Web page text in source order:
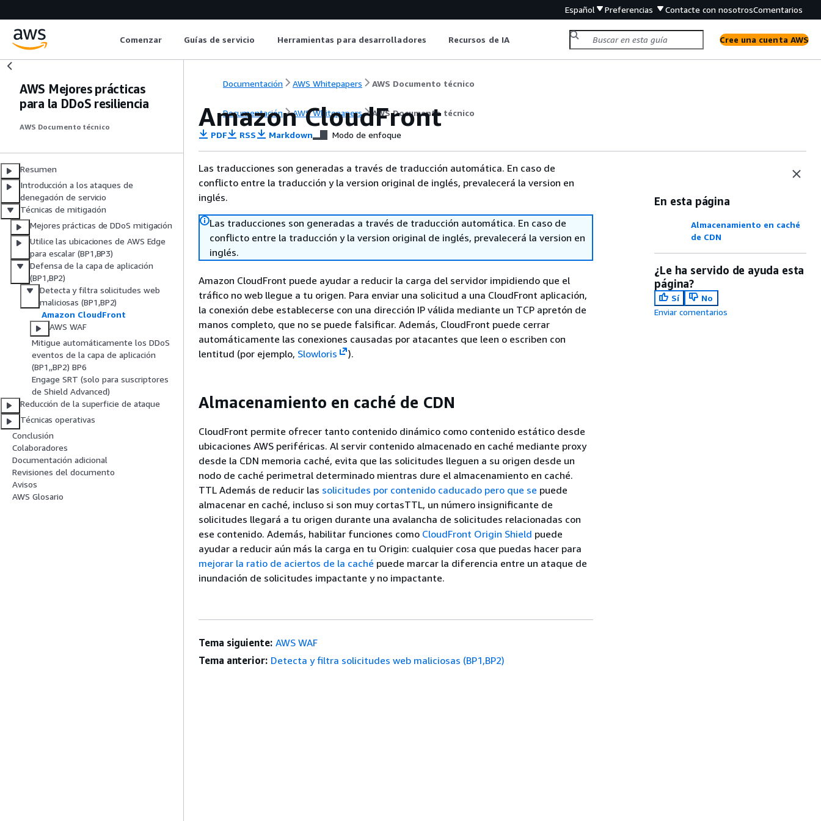
Español Preferencias Contacte con nosotrosComentarios
Comenzar Guías de servicio Herramientas para desarrolladores Recursos de IA Cree una cuenta AWS
AWS Mejores prácticas
para la DDoS resiliencia
AWS Documento técnico
Resumen
Introducción a los ataques de
denegación de servicio
Técnicas de mitigación
Mejores prácticas de DDoS mitigación
Utilice las ubicaciones de AWS Edge
para escalar (BP1,BP3)
Defensa de la capa de aplicación
(BP1,BP2)
Detecta y filtra solicitudes web
maliciosas (BP1,BP2)
Amazon CloudFront
AWS WAF
Mitigue automáticamente los DDoS
eventos de la capa de aplicación
(BP1,,BP2) BP6
Engage SRT (solo para suscriptores
de Shield Advanced)
Reducción de la superficie de ataque
Técnicas operativas
Conclusión
Colaboradores
Documentación adicional
Revisiones del documento
​Avisos
AWS Glosario
Documentación AWS Whitepapers AWS Documento técnico
Documentación AWS Whitepapers AWS Documento técnico
Amazon CloudFront
PDF RSS Markdown Modo de enfoque
Las traducciones son generadas a través de traducción automática. En caso de
conflicto entre la traducción y la version original de inglés, prevalecerá la version en
inglés.
Las traducciones son generadas a través de traducción automática. En caso de
conflicto entre la traducción y la version original de inglés, prevalecerá la version en
inglés.
Amazon CloudFront puede ayudar a reducir la carga del servidor impidiendo que el
tráfico no web llegue a tu origen. Para enviar una solicitud a una CloudFront aplicación,
la conexión debe establecerse con una dirección IP válida mediante un TCP apretón de
manos completo, que no se puede falsificar. Además, CloudFront puede cerrar
automáticamente las conexiones causadas por atacantes que leen o escriben con
lentitud (por ejemplo, Slowloris ).
Almacenamiento en caché de CDN
CloudFront permite ofrecer tanto contenido dinámico como contenido estático desde
ubicaciones AWS periféricas. Al servir contenido almacenado en caché mediante proxy
desde la CDN memoria caché, evita que las solicitudes lleguen a su origen desde un
nodo de caché perimetral determinado mientras dure el almacenamiento en caché.
TTL Además de reducir las solicitudes por contenido caducado pero que se puede
almacenar en caché, incluso si son muy cortasTTL, un número insignificante de
solicitudes llegará a tu origen durante una avalancha de solicitudes relacionadas con
ese contenido. Además, habilitar funciones como CloudFront Origin Shield puede
ayudar a reducir aún más la carga en tu Origin: cualquier cosa que puedas hacer para
mejorar la ratio de aciertos de la caché puede marcar la diferencia entre un ataque de
inundación de solicitudes impactante y no impactante.
En esta página
Almacenamiento en caché
de CDN
¿Le ha servido de ayuda esta
página?
Sí
No
Enviar comentarios
Tema siguiente: AWS WAF
Tema anterior: Detecta y filtra solicitudes web maliciosas (BP1,BP2)